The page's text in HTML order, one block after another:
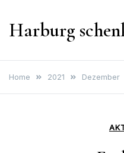
Harburg
Home 2021 Dezember